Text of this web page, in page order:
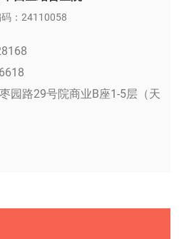
码：24110058
园路29号院商业B座1-5层（天